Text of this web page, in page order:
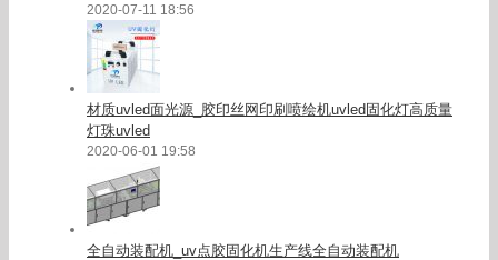
2020-07-11 18:56
材质uvled面光源_胶印丝网印刷喷绘机uvled固化灯高质量
灯珠uvled
2020-06-01 19:58
全自动装配机_uv点胶固化机生产线全自动装配机